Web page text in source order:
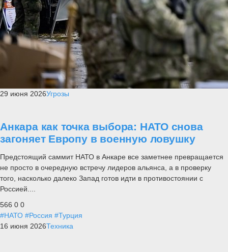
29 июня 2026Угрозы
Анкара как точка выбора: НАТО снова
загоняет Европу в военную ловушку
Предстоящий саммит НАТО в Анкаре все заметнее превращается
не просто в очередную встречу лидеров альянса, а в проверку
того, насколько далеко Запад готов идти в противостоянии с
Россией....
566 0 0
#НАТО #Россия #Турция
16 июня 2026Техника